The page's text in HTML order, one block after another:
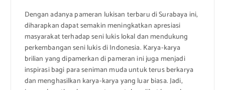
Dengan adanya pameran lukisan terbaru di Surabaya ini,
diharapkan dapat semakin meningkatkan apresiasi
masyarakat terhadap seni lukis lokal dan mendukung
perkembangan seni lukis di Indonesia. Karya-karya
brilian yang dipamerkan di pameran ini juga menjadi
inspirasi bagi para seniman muda untuk terus berkarya
dan menghasilkan karya-karya yang luar biasa. Jadi,